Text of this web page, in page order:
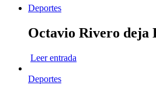
Deportes
Octavio Rivero deja
Leer entrada
Deportes